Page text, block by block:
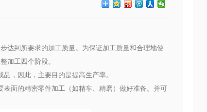
达到所要求的加工质量。为保证加工质量和合理地使
加工四个阶段。
，因此，主要目的是提高生产率。
面的精密零件加工（如精车、精磨）做好准备。并可